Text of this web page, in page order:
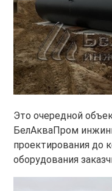
Это очередной
БелАкваПром
проектирования до
оборудования